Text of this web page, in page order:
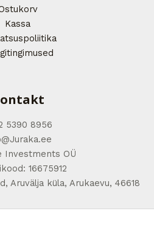
Kassa
5390 8956
Investments OÜ
16675912
Aruvälja küla, Arukaevu, 46618